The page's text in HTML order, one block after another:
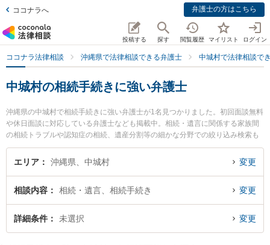
ココナラへ 弁護士の方はこちら
投稿する 探す 閲覧履歴 マイリスト ログイン
ココナラ法律相談 沖縄県で法律相談できる弁護士 中城村で法律相談で
中城村の相続手続きに強い弁護士
沖縄県の中城村で相続手続きに強い弁護士が1名見つかりました。初回面談無料
や休日面談に対応している弁護士なども掲載中。相続・遺言に関係する家族間
の相続トラブルや認知症の相続、遺産分割等の細かな分野での絞り込み検索も
でき便利です。特に弁護士法人琉球スフィア ライカムオフィスの山下 剛弁護士
のプロフィール情報や弁護士費用、強みなどが注目されています。『中城村で
相談無料で相続手続きを法律相談できる中城村内の弁護士に相談予約したい』
などでお困りの相談者さんにおすすめです。
エリア 沖縄県、中城村 変更
相談内容 相続・遺言、相続手続き 変更
詳細条件 未選択 変更